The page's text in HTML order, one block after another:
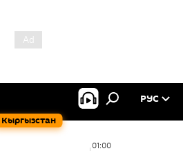
Кыргызстан
РУС
01:00